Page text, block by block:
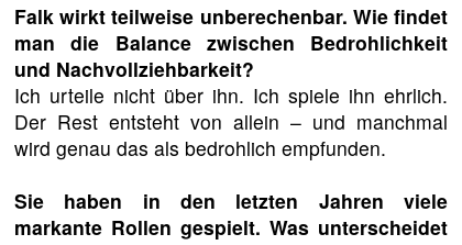
Falk wirkt teilweise unberechenbar. Wie findet
man die Balance zwischen Bedrohlichkeit
und Nachvollziehbarkeit?
Ich urteile nicht über ihn. Ich spiele ihn ehrlich.
Der Rest entsteht von allein – und manchmal
wird genau das als bedrohlich empfunden.
Sie haben in den letzten Jahren viele
markante Rollen gespielt. Was unterscheidet